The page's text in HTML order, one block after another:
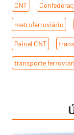
CNT
metroferroviário
Painel CNT
transporte